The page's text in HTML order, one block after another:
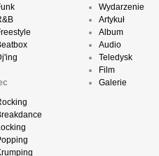
Wydarzenie
Artykuł
Album
Audio
Teledysk
Film
Galerie